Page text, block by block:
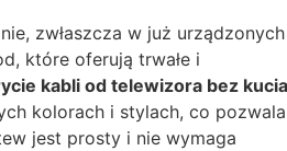
zwłaszcza w już urządzonych
które oferują trwałe i
kabli od telewizora bez kucia
kolorach i stylach, co pozwala
jest prosty i nie wymaga